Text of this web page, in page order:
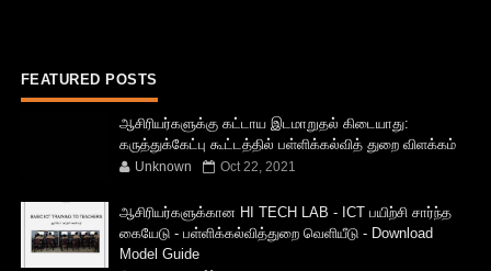
FEATURED POSTS
ஆசிரியர்களுக்கு கட்டாய இடமாறுதல் கிடையாது:
கருத்துக்கேட்பு கூட்டத்தில் பள்ளிக்கல்வித் துறை விளக்கம்
Unknown Oct 22, 2021
ஆசிரியர்களுக்கான HI TECH LAB - ICT பயிற்சி சார்ந்த
கையேடு - பள்ளிக்கல்வித்துறை வெளியீடு - Download
Model Guide